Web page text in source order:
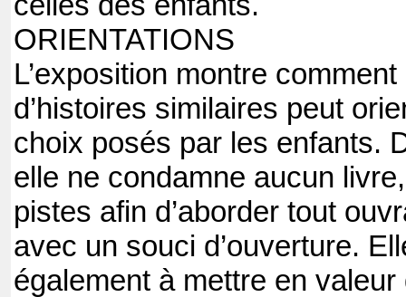
ORIENTATIONS
L’exposition montre
d’histoires similaires peut
choix posés par les enfants.
elle ne condamne aucun
pistes afin d’aborder tout
avec un souci d’ouverture.
également à mettre en